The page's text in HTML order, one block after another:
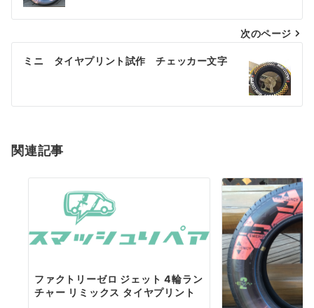
ビ
ゲ
シ
ン
次のページ
ミニ タイヤプリント試作 チェッカー文字
関連記事
ファクトリーゼロ ジェット 4輪ラン
チャー リミックス タイヤプリント